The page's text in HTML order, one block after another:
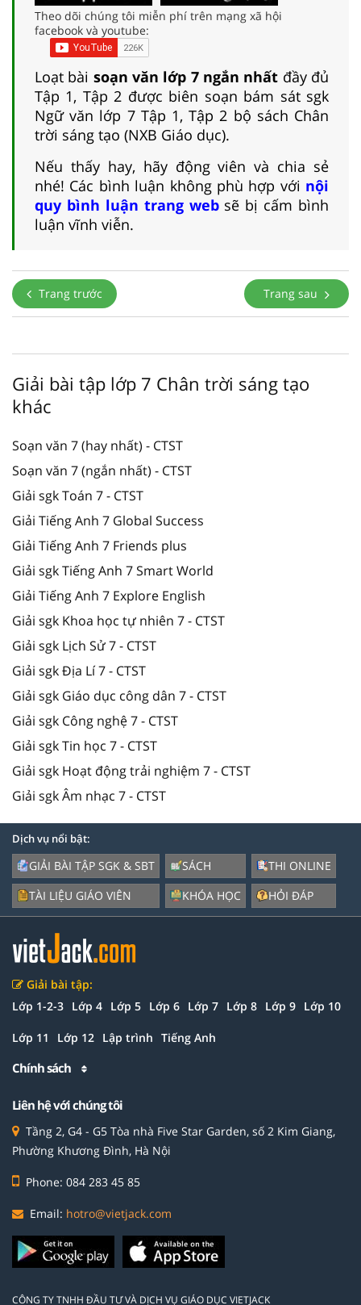
Theo dõi chúng tôi miễn phí trên mạng xã hội
facebook và youtube:
Loạt bài soạn văn lớp 7 ngắn nhất đầy đủ
Tập 1, Tập 2 được biên soạn bám sát sgk
Ngữ văn lớp 7 Tập 1, Tập 2 bộ sách Chân
trời sáng tạo (NXB Giáo dục).
Nếu thấy hay, hãy động viên và chia sẻ
nhé! Các bình luận không phù hợp với nội
quy bình luận trang websẽ bị cấm bình
luận vĩnh viễn.
Trang trước Trang sau
Giải bài tập lớp 7 Chân trời sáng tạo
khác
Soạn văn 7 (hay nhất) - CTST
Soạn văn 7 (ngắn nhất) - CTST
Giải sgk Toán 7 - CTST
Giải Tiếng Anh 7 Global Success
Giải Tiếng Anh 7 Friends plus
Giải sgk Tiếng Anh 7 Smart World
Giải Tiếng Anh 7 Explore English
Giải sgk Khoa học tự nhiên 7 - CTST
Giải sgk Lịch Sử 7 - CTST
Giải sgk Địa Lí 7 - CTST
Giải sgk Giáo dục công dân 7 - CTST
Giải sgk Công nghệ 7 - CTST
Giải sgk Tin học 7 - CTST
Giải sgk Hoạt động trải nghiệm 7 - CTST
Giải sgk Âm nhạc 7 - CTST
Dịch vụ nổi bật:
GIẢI BÀI TẬP SGK & SBT
TÀI LIỆU GIÁO VIÊN
SÁCH
KHÓA HỌC
THI ONLINE
HỎI ĐÁP
Giải bài tập:
Lớp 1-2-3 Lớp 4 Lớp 5 Lớp 6 Lớp 7 Lớp 8 Lớp 9 Lớp 10
Lớp 11 Lớp 12 Lập trình Tiếng Anh
Chính sách
Liên hệ với chúng tôi
Tầng 2, G4 - G5 Tòa nhà Five Star Garden, số 2 Kim Giang,
Phường Khương Đình, Hà Nội
Phone: 084 283 45 85
Email: hotro@vietjack.com
CÔNG TY TNHH ĐẦU TƯ VÀ DỊCH VỤ GIÁO DỤC VIETJACK